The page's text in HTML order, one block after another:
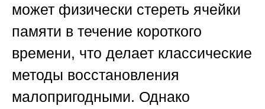
может физически стереть ячейки
памяти в течение короткого
времени, что делает классические
методы восстановления
малопригодными. Однако